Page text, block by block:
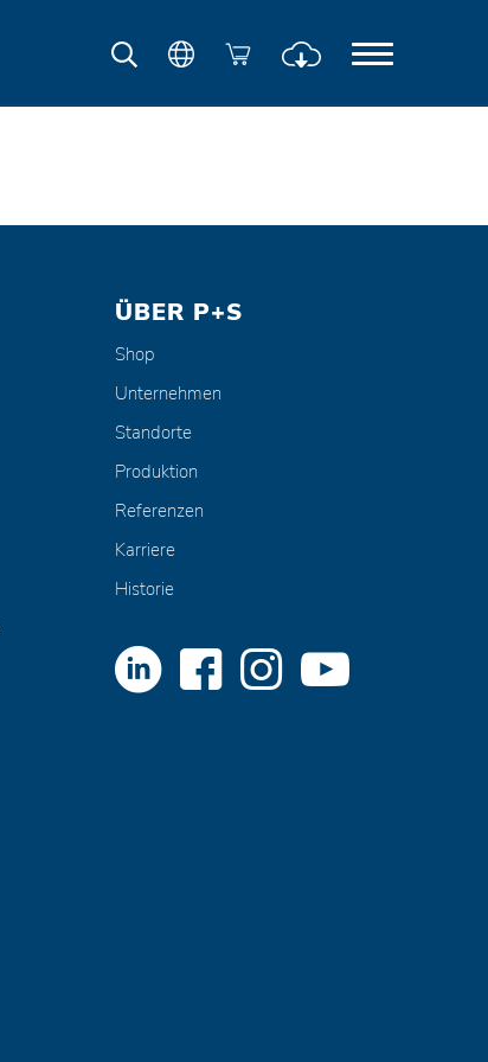
ÜBER P+S
Shop
Unternehmen
Standorte
Produktion
Referenzen
Karriere
Historie